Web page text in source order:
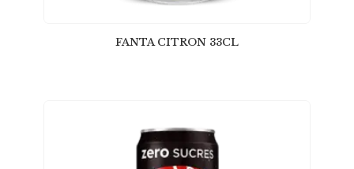
FANTA CITRON 33CL